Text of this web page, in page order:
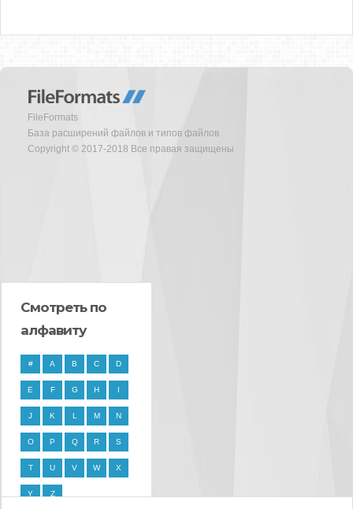
FileFormats
База расширений файлов и типов файлов
Copyright © 2017-2018 Все правая защищены
Смотреть по
алфавиту
# A B C D
E F G H I
J K L M N
O P Q R S
T U V W X
Y Z